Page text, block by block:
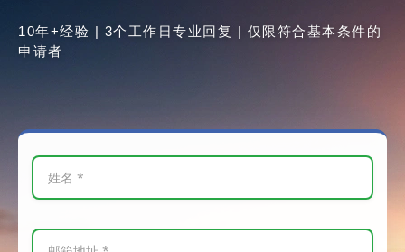
10年+经验 | 3个工作日专业回复 | 仅限符合基本条件的
申请者